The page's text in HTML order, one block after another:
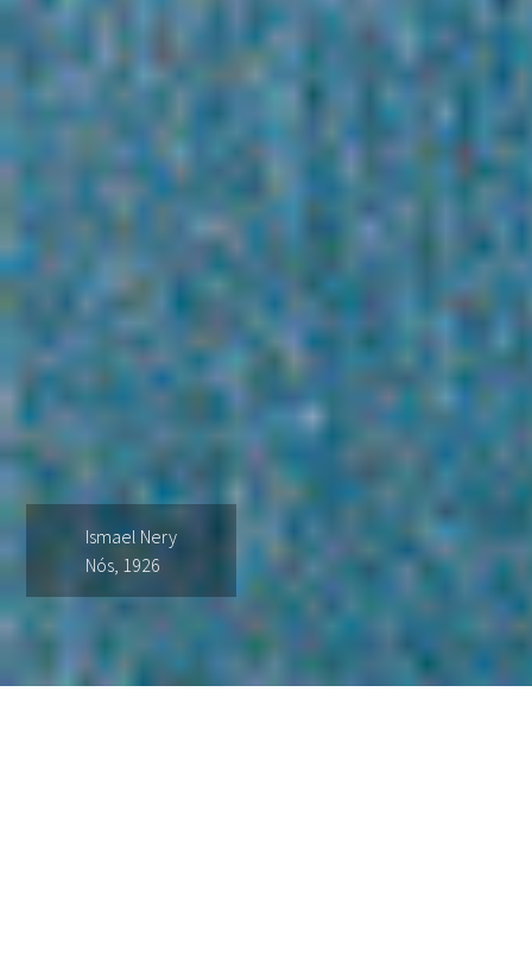
Ismael Nery
Nós, 1926